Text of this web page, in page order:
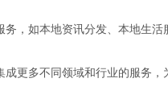
，如本地资讯分发、本地生活
更多不同领域和行业的服务，